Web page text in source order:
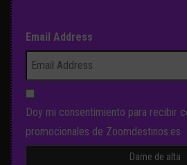
Email Address
Doy mi consentimiento para recibir
promocionales de Zoomdestinos.es